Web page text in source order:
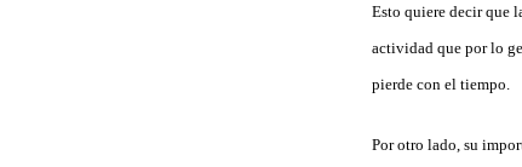
Esto quiere decir que
actividad que por lo
pierde con el tiempo.
Por otro lado, su